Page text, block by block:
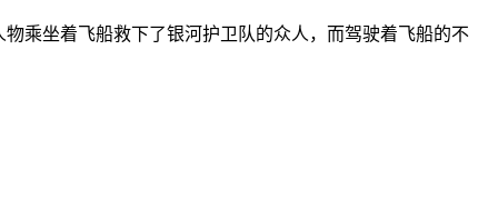
乘坐着飞船救下了银河护卫队的众人，而驾驶着飞船的不